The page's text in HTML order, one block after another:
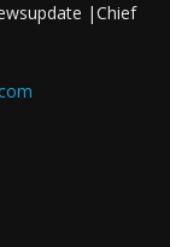
|Chief